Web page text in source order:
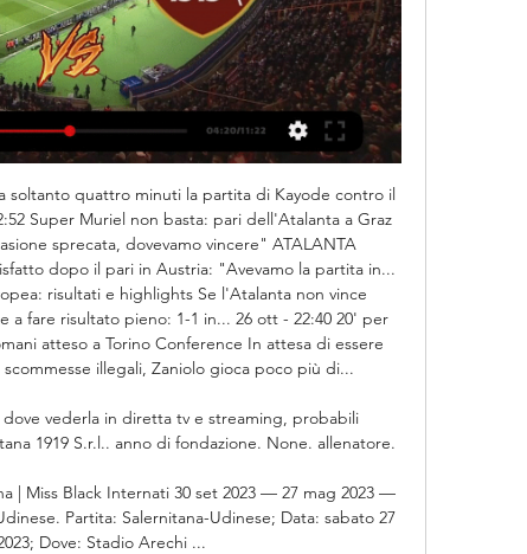
soltanto quattro minuti la partita di Kayode contro il
Super Muriel non basta: pari dell'Atalanta a Graz
sprecata, dovevamo vincere" ATALANTA
dopo il pari in Austria: "Avevamo la partita in...
risultati e highlights Se l'Atalanta non vince
a fare risultato pieno: 1-1 in... 26 ott - 22:40 20' per
atteso a Torino Conference In attesa di essere
illegali, Zaniolo gioca poco più di...
dove vederla in diretta tv e streaming, probabili
1919 S.r.l.. anno di fondazione. None. allenatore.
| Miss Black Internati 30 set 2023 — 27 mag 2023 —
Partita: Salernitana-Udinese; Data: sabato 27
Dove: Stadio Arechi ...